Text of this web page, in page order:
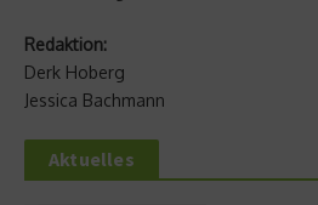
Redaktion:
Derk Hoberg
Jessica Bachmann
Aktuelles